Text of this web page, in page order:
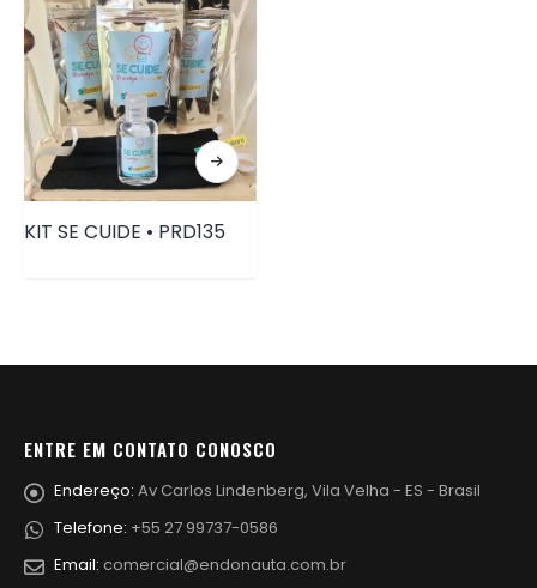
KIT SE CUIDE • PRD135
ENTRE EM CONTATO CONOSCO
Endereço: Av Carlos Lindenberg, Vila Velha - ES - Brasil
Telefone: +55 27 99737-0586
Email: comercial@endonauta.com.br